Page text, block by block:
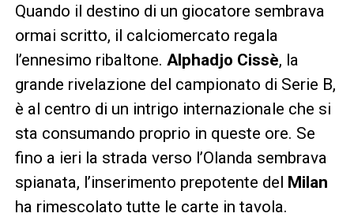
Quando il destino di un giocatore sembrava
ormai scritto, il calciomercato regala
l’ennesimo ribaltone. Alphadjo Cissè, la
grande rivelazione del campionato di Serie B,
è al centro di un intrigo internazionale che si
sta consumando proprio in queste ore. Se
fino a ieri la strada verso l’Olanda sembrava
spianata, l’inserimento prepotente del Milan
ha rimescolato tutte le carte in tavola.